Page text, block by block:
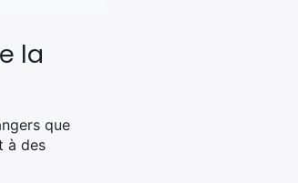
la
que
à des